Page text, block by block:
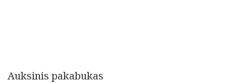
Auksinis pakabukas